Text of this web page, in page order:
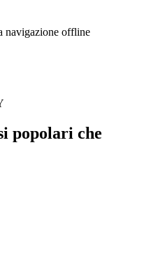
navigazione offline
popolari che